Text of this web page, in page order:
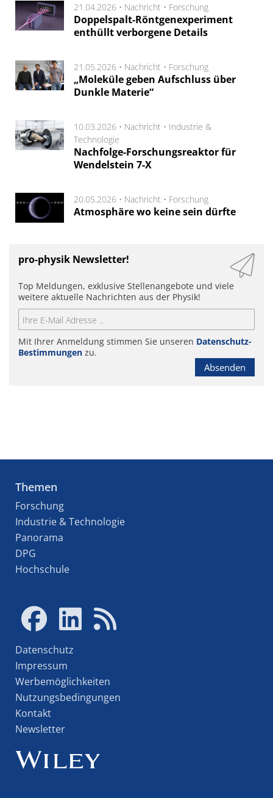
21.04.2026 • Nachricht • Forschung
Doppelspalt-Röntgenexperiment
enthüllt verborgene Details
21.05.2026 • Nachricht • Forschung
„Moleküle geben Aufschluss über
Dunkle Materie“
10.03.2026 • Nachricht • Industrie &
Technologie
Nachfolge-Forschungsreaktor für
Wendelstein 7-X
20.05.2026 • Nachricht • Forschung
Atmosphäre wo keine sein dürfte
pro-physik Newsletter!
Top Meldungen, exklusive Stellenangebote und viele
weitere aktuelle Nachrichten aus der Physik!
Mit Ihrer Anmeldung stimmen Sie unseren Datenschutz-
Bestimmungen zu.
Absenden
Themen
Forschung
Industrie & Technologie
Panorama
DPG
Hochschule
Datenschutz
Impressum
Werbemöglichkeiten
Nutzungsbedingungen
Kontakt
Newsletter